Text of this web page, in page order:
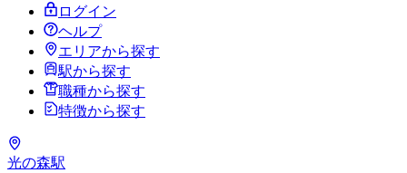
ログイン
ヘルプ
エリアから探す
駅から探す
職種から探す
特徴から探す
光の森駅